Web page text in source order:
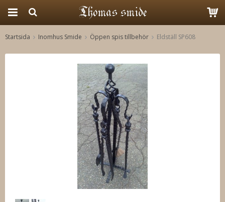
Startsida Inomhus Smide Öppen spis tillbehör Eldställ SP608